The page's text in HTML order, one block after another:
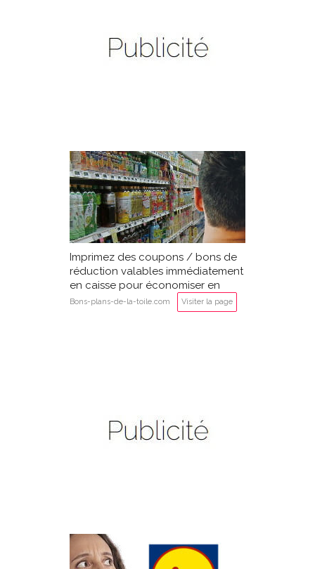
Imprimez des coupons / bons de
réduction valables immédiatement
en caisse pour économiser en
supermarché
Bons-plans-de-la-toile.com Visiter la page